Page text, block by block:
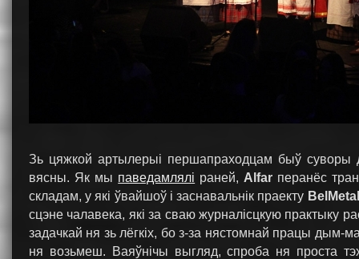
Зь цяжкой артылерыі першапраходцам быў суворы
вясны. Як мы паведамлялі раней, Alfar перанёс
складам, у які ўвайшоў і заснавальнік праекту BelMetal
сцэне чалавека, які за сваю журналісцкую практыку
задачкай ня зь лёгкіх, бо з-за нястомнай працы
ня возьмеш. Ваяўнічы выгляд, спроба ня проста